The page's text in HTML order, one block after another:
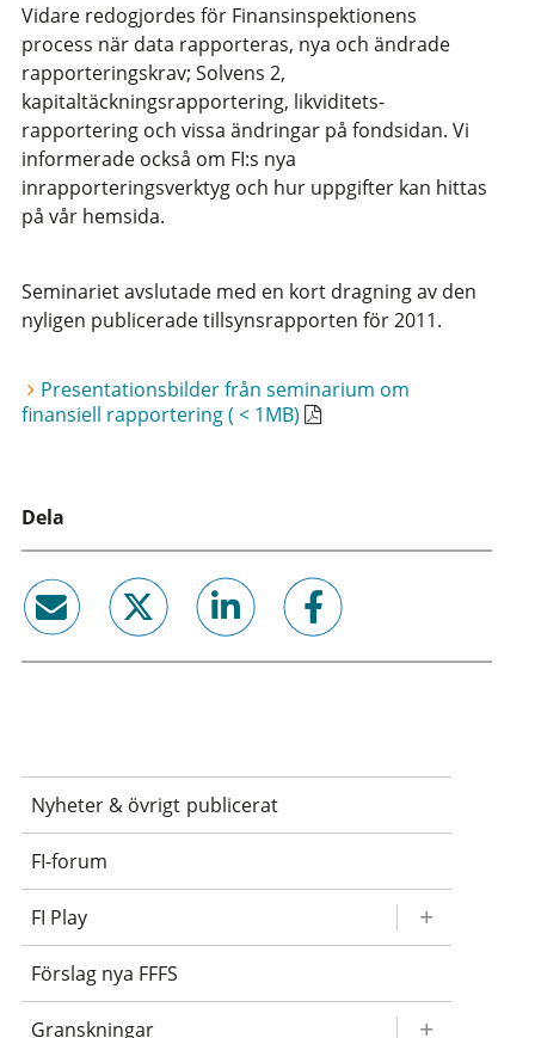
Vidare redogjordes för Finansinspektionens
process när data rapporteras, nya och ändrade
rapporteringskrav; Solvens 2,
kapitaltäckningsrapportering, likviditets-
rapportering och vissa ändringar på fondsidan. Vi
informerade också om FI:s nya
inrapporteringsverktyg och hur uppgifter kan hittas
på vår hemsida.
Seminariet avslutade med en kort dragning av den
nyligen publicerade tillsynsrapporten för 2011.
Presentationsbilder från seminarium om
finansiell rapportering ( < 1MB)
Dela
Nyheter & övrigt publicerat
FI-forum
FI Play
Förslag nya FFFS
Granskningar